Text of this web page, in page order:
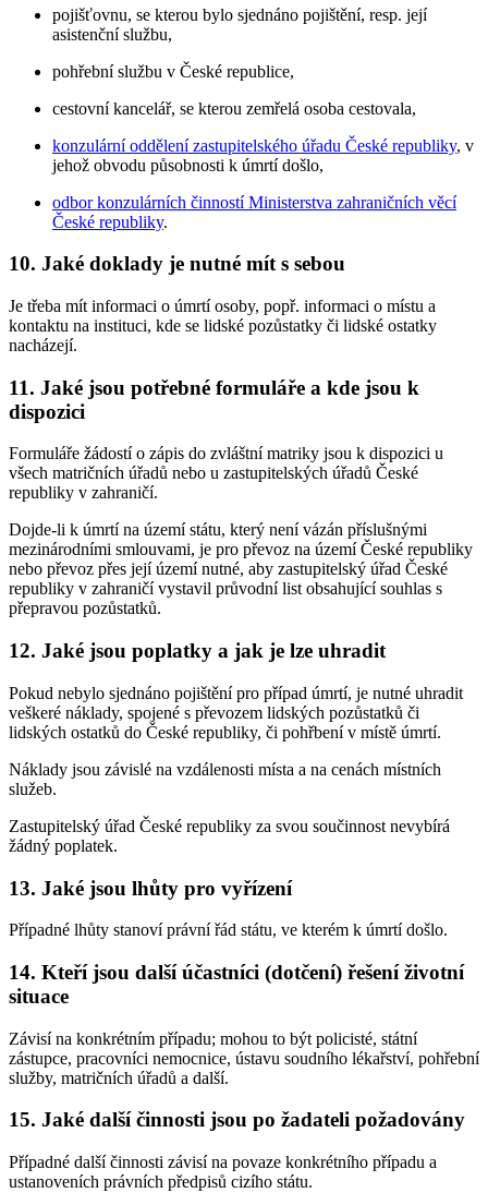
pojišťovnu, se kterou bylo sjednáno pojištění, resp. její
asistenční službu,
pohřební službu v České republice,
cestovní kancelář, se kterou zemřelá osoba cestovala,
konzulární oddělení zastupitelského úřadu České republiky, v
jehož obvodu působnosti k úmrtí došlo,
odbor konzulárních činností Ministerstva zahraničních věcí
České republiky.
10. Jaké doklady je nutné mít s sebou
Je třeba mít informaci o úmrtí osoby, popř. informaci o místu a
kontaktu na instituci, kde se lidské pozůstatky či lidské ostatky
nacházejí.
11. Jaké jsou potřebné formuláře a kde jsou k
dispozici
Formuláře žádostí o zápis do zvláštní matriky jsou k dispozici u
všech matričních úřadů nebo u zastupitelských úřadů České
republiky v zahraničí.
Dojde-li k úmrtí na území státu, který není vázán příslušnými
mezinárodními smlouvami, je pro převoz na území České republiky
nebo převoz přes její území nutné, aby zastupitelský úřad České
republiky v zahraničí vystavil průvodní list obsahující souhlas s
přepravou pozůstatků.
12. Jaké jsou poplatky a jak je lze uhradit
Pokud nebylo sjednáno pojištění pro případ úmrtí, je nutné uhradit
veškeré náklady, spojené s převozem lidských pozůstatků či
lidských ostatků do České republiky, či pohřbení v místě úmrtí.
Náklady jsou závislé na vzdálenosti místa a na cenách místních
služeb.
Zastupitelský úřad České republiky za svou součinnost nevybírá
žádný poplatek.
13. Jaké jsou lhůty pro vyřízení
Případné lhůty stanoví právní řád státu, ve kterém k úmrtí došlo.
14. Kteří jsou další účastníci (dotčení) řešení životní
situace
Závisí na konkrétním případu; mohou to být policisté, státní
zástupce, pracovníci nemocnice, ústavu soudního lékařství, pohřební
služby, matričních úřadů a další.
15. Jaké další činnosti jsou po žadateli požadovány
Případné další činnosti závisí na povaze konkrétního případu a
ustanoveních právních předpisů cizího státu.